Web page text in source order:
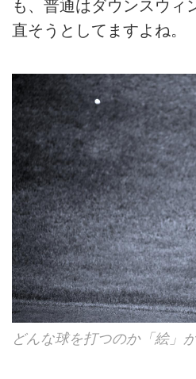
も、普通はダウンスウィ
直そうとしてますよね。
どんな球を打つのか「絵」